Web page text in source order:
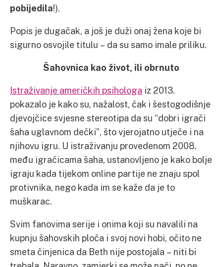
pobijedila!).
Popis je dugačak, a još je duži onaj žena koje bi
sigurno osvojile titulu – da su samo imale priliku.
Šahovnica kao život, ili obrnuto
Istraživanje američkih psihologa iz 2013.
pokazalo je kako su, nažalost, čak i šestogodišnje
djevojčice svjesne stereotipa da su “dobri igrači
šaha uglavnom dečki”, što vjerojatno utječe i na
njihovu igru. U istraživanju provedenom 2008.
među igračicama šaha, ustanovljeno je kako bolje
igraju kada tijekom online partije ne znaju spol
protivnika, nego kada im se kaže da je to
muškarac.
Svim fanovima serije i onima koji su navalili na
kupnju šahovskih ploča i svoj novi hobi, očito ne
smeta činjenica da Beth nije postojala – niti bi